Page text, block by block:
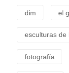
dim el
esculturas de
fotografía